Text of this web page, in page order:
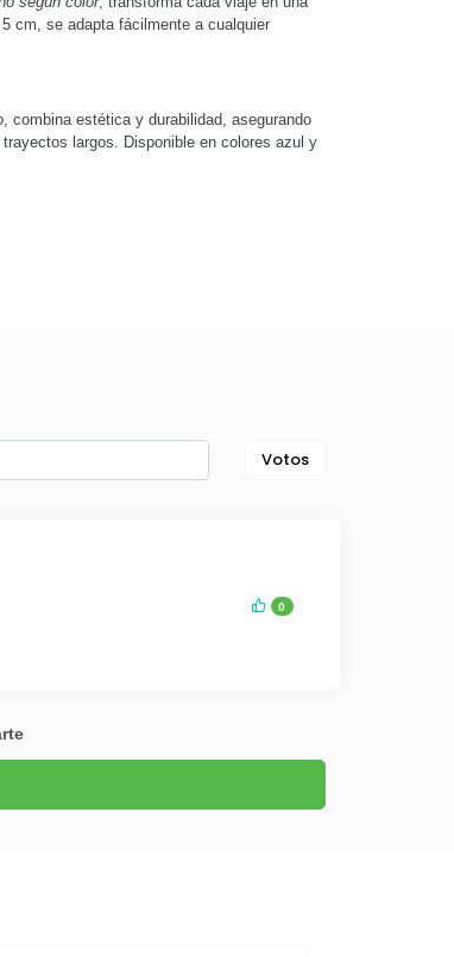
cm, se adapta fácilmente a cualquier
, combina estética y durabilidad, asegurando
largos. Disponible en colores azul y
Votos
0